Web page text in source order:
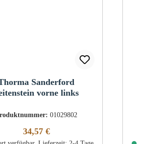
Sanderford
vorne links
01029802
Regulärer Preis:
34,57 €